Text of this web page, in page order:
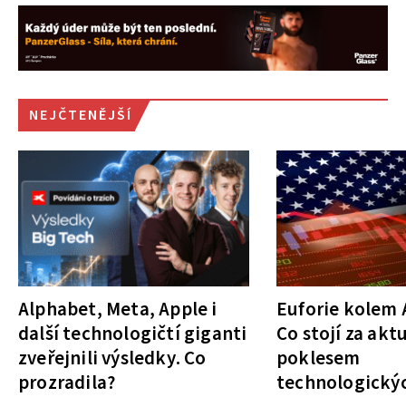
NEJČTENĚJŠÍ
Alphabet, Meta, Apple i
další technologičtí giganti
zveřejnili výsledky. Co
prozradila?
Euforie kolem
Co stojí za
poklesem